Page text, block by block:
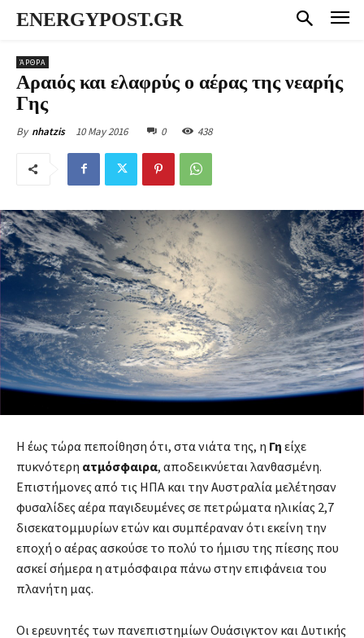
ENERGYPOST.GR
ΆΡΘΡΑ
Αραιός και ελαφρύς ο αέρας της νεαρής
Γης
By nhatzis 10 May 2016 0 438
Η έως τώρα πεποίθηση ότι, στα νιάτα της, η Γη είχε
πυκνότερη ατμόσφαιρα, αποδεικνύεται λανθασμένη.
Επιστήμονες από τις ΗΠΑ και την Αυστραλία μελέτησαν
φυσαλίδες αέρα παγιδευμένες σε πετρώματα ηλικίας 2,7
δισεκατομμυρίων ετών και συμπέραναν ότι εκείνη την
εποχή ο αέρας ασκούσε το πολύ το ήμισυ της πίεσης που
ασκεί σήμερα η ατμόσφαιρα πάνω στην επιφάνεια του
πλανήτη μας.
Οι ερευνητές των πανεπιστημίων Ουάσιγκτον και Δυτικής